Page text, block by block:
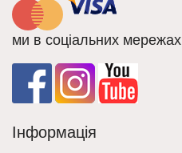
ми в соціальних мережах
Інформація